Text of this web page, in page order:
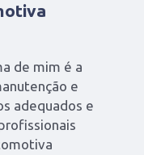
de mim é a
e
adequados e